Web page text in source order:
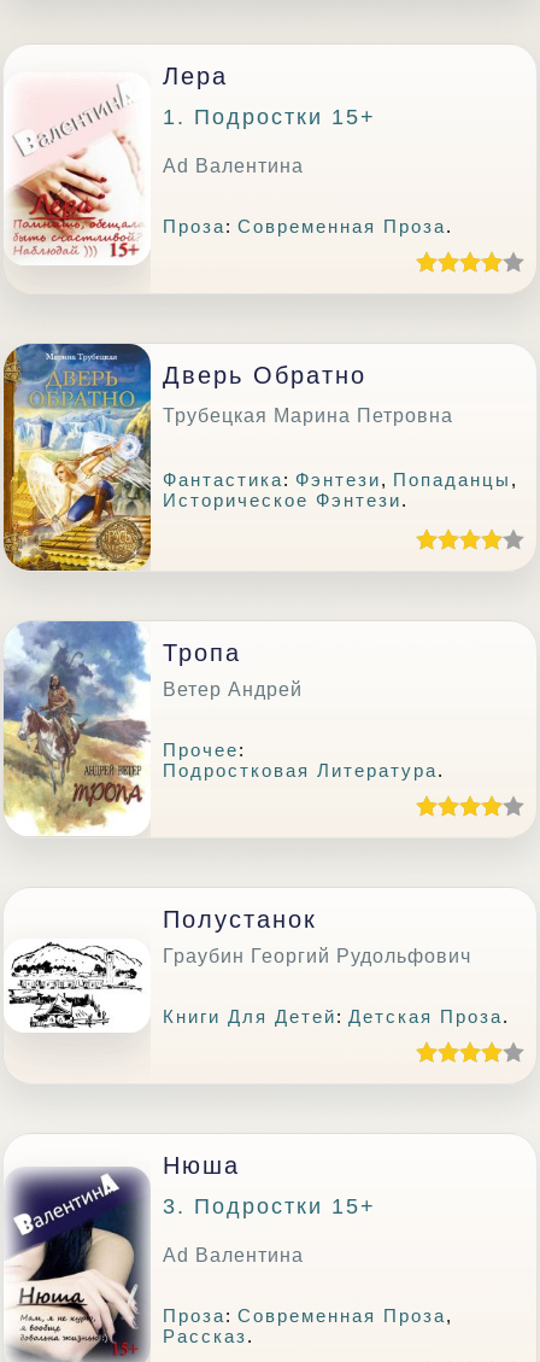
Лера
1. Подростки 15+
Ad Валентина
Проза:Современная Проза.
Дверь Обратно
Трубецкая Марина Петровна
Фантастика: Фэнтези, Попаданцы ,
Историческое Фэнтези.
Тропа
Ветер Андрей
Прочее:
Подростковая Литература.
Полустанок
Граубин Георгий Рудольфович
Книги Для Детей:Детская Проза.
Нюша
3. Подростки 15+
Ad Валентина
Проза:Современная Проза,
Рассказ.